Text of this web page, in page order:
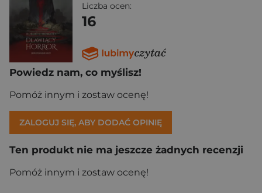
Liczba ocen:
16
Powiedz nam, co myślisz!
Pomóż innym i zostaw ocenę!
ZALOGUJ SIĘ, ABY DODAĆ OPINIĘ
Ten produkt nie ma jeszcze żadnych recenzji
Pomóż innym i zostaw ocenę!